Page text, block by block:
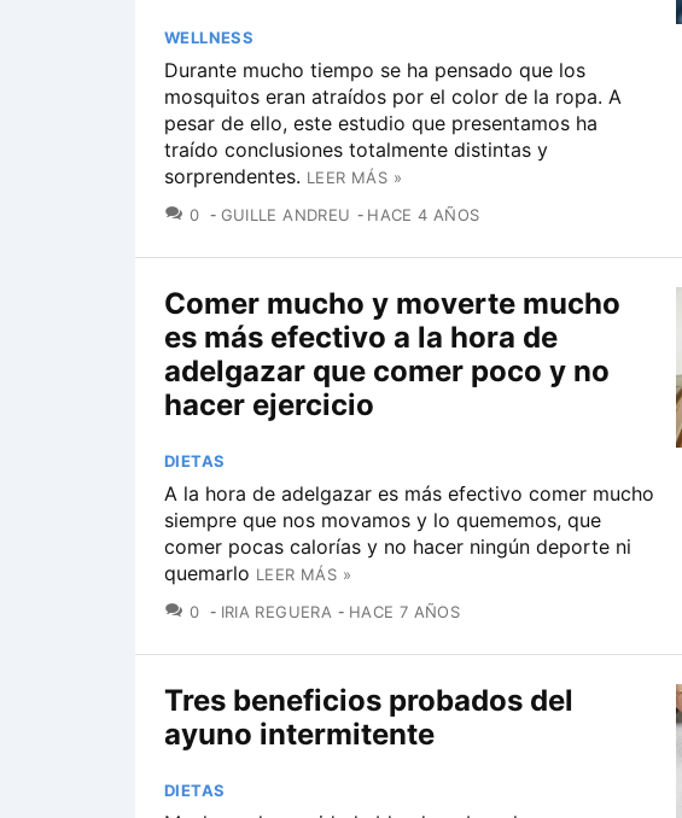
WELLNESS
Durante mucho tiempo se ha pensado que los
mosquitos eran atraídos por el color de la ropa. A
pesar de ello, este estudio que presentamos ha
traído conclusiones totalmente distintas y
sorprendentes. LEER MÁS »
0 COMENTARIOS
GUILLE ANDREU HACE 4 AÑOS
Comer mucho y moverte mucho
es más efectivo a la hora de
adelgazar que comer poco y no
hacer ejercicio
DIETAS
A la hora de adelgazar es más efectivo comer mucho
siempre que nos movamos y lo quememos, que
comer pocas calorías y no hacer ningún deporte ni
quemarlo LEER MÁS »
0 COMENTARIOS
IRIA REGUERA HACE 7 AÑOS
Tres beneficios probados del
ayuno intermitente
DIETAS